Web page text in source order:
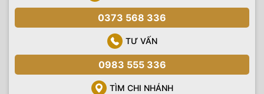
0373 568 336
TƯ VẤN
0983 555 336
TÌM CHI NHÁNH